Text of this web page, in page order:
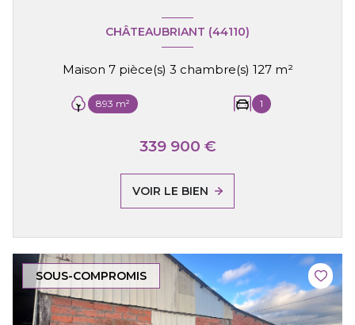
CHÂTEAUBRIANT (44110)
Maison 7 pièce(s) 3 chambre(s) 127 m²
893 m² 1
339 900 €
VOIR LE BIEN
SOUS-COMPROMIS